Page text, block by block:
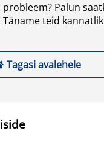
Palun
teid
Tagasi avalehele